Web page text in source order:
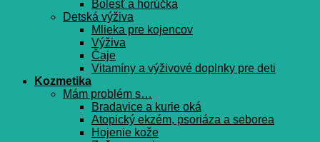
Bolesť a horúčka
Detská výživa
Mlieka pre kojencov
Výživa
Čaje
Vitamíny a výživové doplnky pre deti
Kozmetika
Mám problém s…
Bradavice a kurie oká
Atopický ekzém, psoriáza a seborea
Hojenie kože